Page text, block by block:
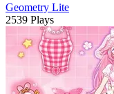
Geometry Lite
2539 Plays